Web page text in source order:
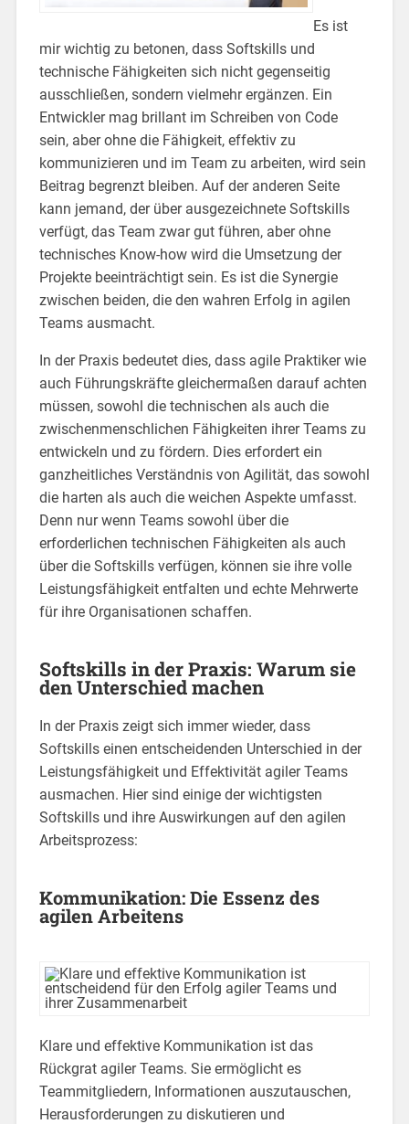
Es ist
mir wichtig zu betonen, dass Softskills und
technische Fähigkeiten sich nicht gegenseitig
ausschließen, sondern vielmehr ergänzen. Ein
Entwickler mag brillant im Schreiben von Code
sein, aber ohne die Fähigkeit, effektiv zu
kommunizieren und im Team zu arbeiten, wird sein
Beitrag begrenzt bleiben. Auf der anderen Seite
kann jemand, der über ausgezeichnete Softskills
verfügt, das Team zwar gut führen, aber ohne
technisches Know-how wird die Umsetzung der
Projekte beeinträchtigt sein. Es ist die Synergie
zwischen beiden, die den wahren Erfolg in agilen
Teams ausmacht.
In der Praxis bedeutet dies, dass agile Praktiker wie
auch Führungskräfte gleichermaßen darauf achten
müssen, sowohl die technischen als auch die
zwischenmenschlichen Fähigkeiten ihrer Teams zu
entwickeln und zu fördern. Dies erfordert ein
ganzheitliches Verständnis von Agilität, das sowohl
die harten als auch die weichen Aspekte umfasst.
Denn nur wenn Teams sowohl über die
erforderlichen technischen Fähigkeiten als auch
über die Softskills verfügen, können sie ihre volle
Leistungsfähigkeit entfalten und echte Mehrwerte
für ihre Organisationen schaffen.
Softskills in der Praxis: Warum sie
den Unterschied machen
In der Praxis zeigt sich immer wieder, dass
Softskills einen entscheidenden Unterschied in der
Leistungsfähigkeit und Effektivität agiler Teams
ausmachen. Hier sind einige der wichtigsten
Softskills und ihre Auswirkungen auf den agilen
Arbeitsprozess:
Kommunikation: Die Essenz des
agilen Arbeitens
Klare und effektive Kommunikation ist das
Rückgrat agiler Teams. Sie ermöglicht es
Teammitgliedern, Informationen auszutauschen,
Herausforderungen zu diskutieren und